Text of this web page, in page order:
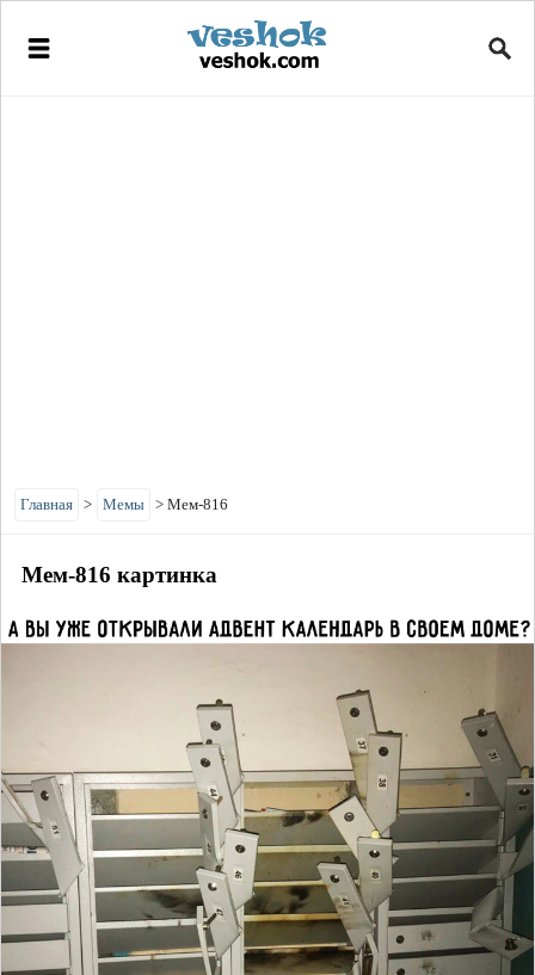
Главная > Мемы > Мем-816
Мем-816 картинка